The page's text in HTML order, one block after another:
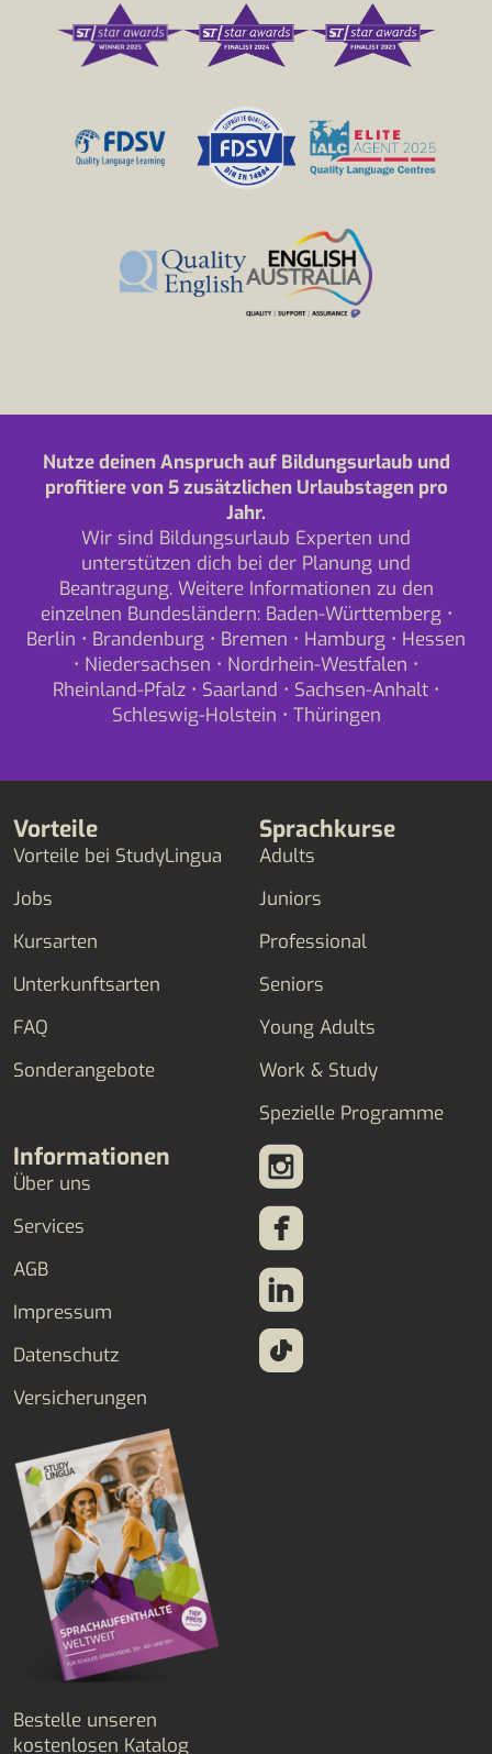
Nutze deinen Anspruch auf Bildungsurlaub und
profitiere von 5 zusätzlichen Urlaubstagen pro
Jahr.
Wir sind Bildungsurlaub Experten und
unterstützen dich bei der Planung und
Beantragung. Weitere Informationen zu den
einzelnen Bundesländern: Baden-Württemberg•
Berlin • Brandenburg • Bremen • Hamburg • Hessen
• Niedersachsen • Nordrhein-Westfalen •
Rheinland-Pfalz • Saarland • Sachsen-Anhalt •
Schleswig-Holstein • Thüringen
Vorteile
Vorteile bei StudyLingua
Jobs
Kursarten
Unterkunftsarten
FAQ
Sonderangebote
Sprachkurse
Adults
Juniors
Professional
Seniors
Young Adults
Work & Study
Spezielle Programme
Informationen
Über uns
Services
AGB
Impressum
Datenschutz
Versicherungen
Bestelle unseren
kostenlosen Katalog